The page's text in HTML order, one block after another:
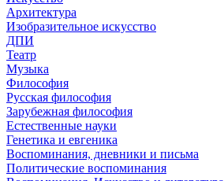
Архитектура
Изобразительное искусство
ДПИ
Театр
Музыка
Философия
Русская философия
Зарубежная философия
Естественные науки
Генетика и евгеника
Воспоминания, дневники и письма
Политические воспоминания